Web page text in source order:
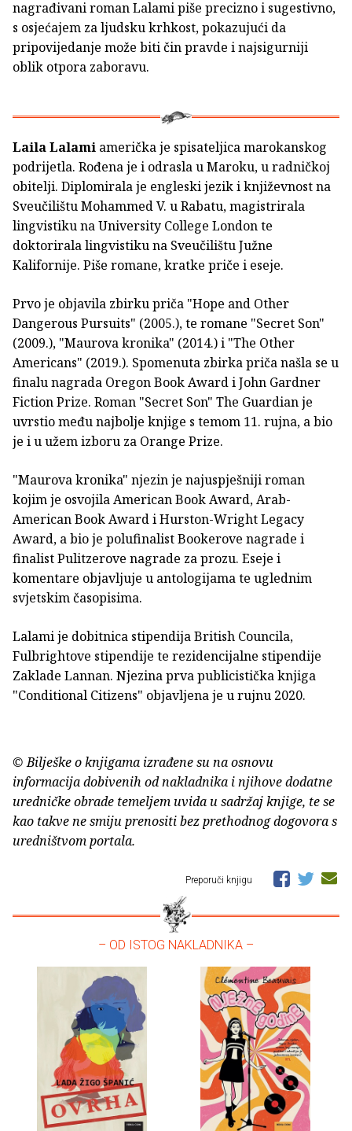
nagrađivani roman Lalami piše precizno i sugestivno,
s osjećajem za ljudsku krhkost, pokazujući da
pripovijedanje može biti čin pravde i najsigurniji
oblik otpora zaboravu.
Laila Lalami američka je spisateljica marokanskog
podrijetla. Rođena je i odrasla u Maroku, u radničkoj
obitelji. Diplomirala je engleski jezik i književnost na
Sveučilištu Mohammed V. u Rabatu, magistrirala
lingvistiku na University College London te
doktorirala lingvistiku na Sveučilištu Južne
Kalifornije. Piše romane, kratke priče i eseje.
Prvo je objavila zbirku priča "Hope and Other
Dangerous Pursuits" (2005.), te romane "Secret Son"
(2009.), "Maurova kronika" (2014.) i "The Other
Americans" (2019.). Spomenuta zbirka priča našla se u
finalu nagrada Oregon Book Award i John Gardner
Fiction Prize. Roman "Secret Son" The Guardian je
uvrstio među najbolje knjige s temom 11. rujna, a bio
je i u užem izboru za Orange Prize.
"Maurova kronika" njezin je najuspješniji roman
kojim je osvojila American Book Award, Arab-
American Book Award i Hurston-Wright Legacy
Award, a bio je polufinalist Bookerove nagrade i
finalist Pulitzerove nagrade za prozu. Eseje i
komentare objavljuje u antologijama te uglednim
svjetskim časopisima.
Lalami je dobitnica stipendija British Councila,
Fulbrightove stipendije te rezidencijalne stipendije
Zaklade Lannan. Njezina prva publicistička knjiga
"Conditional Citizens" objavljena je u rujnu 2020.
© Bilješke o knjigama izrađene su na osnovu
informacija dobivenih od nakladnika i njihove dodatne
uredničke obrade temeljem uvida u sadržaj knjige, te se
kao takve ne smiju prenositi bez prethodnog dogovora s
uredništvom portala.
Preporuči knjigu
– OD ISTOG NAKLADNIKA –